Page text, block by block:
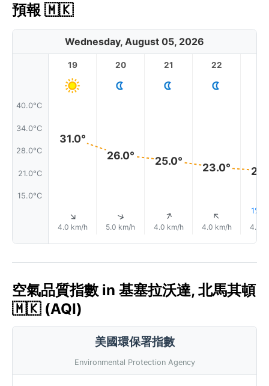
預報 🇲🇰
Wednesday, August 05, 2026
40.0°C
34.0°C
28.0°C
21.0°C
15.0°C
19
31.0°
↑
4.0 km/h
20
26.0°
↑
5.0 km/h
21
25.0°
↑
4.0 km/h
22
23.0°
↑
4.0 km/h
1%
4.0
空氣品質指數 in 基塞拉沃達, 北馬其頓
🇲🇰 (AQI)
美國環保署指數
Environmental Protection Agency